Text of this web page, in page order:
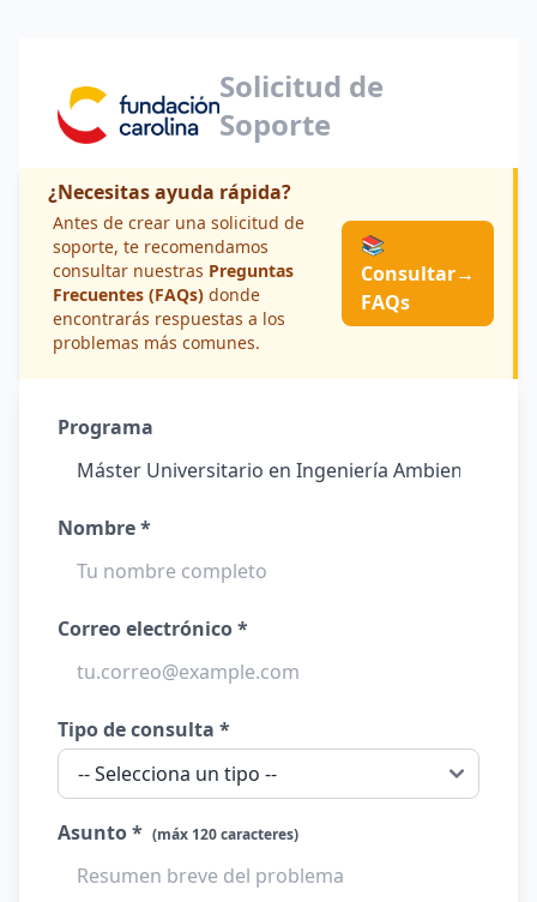
Solicitud de
Soporte
¿Necesitas ayuda rápida?
Antes de crear una solicitud de
soporte, te recomendamos
consultar nuestras Preguntas
Frecuentes (FAQs) donde
encontrarás respuestas a los
problemas más comunes.
📚
Consultar
FAQs
→
Programa
Nombre *
Correo electrónico *
Tipo de consulta *
Asunto * (máx 120 caracteres)